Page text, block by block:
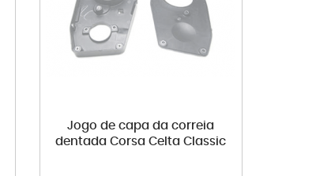
Jogo de capa da correia
dentada Corsa Celta Classic